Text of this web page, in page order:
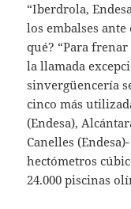
“Iberdrola,
los embalses ante
qué? “Para
la llamada
sinvergüencería
cinco más
(Endesa),
Canelles
hectómetros
24.000 piscinas